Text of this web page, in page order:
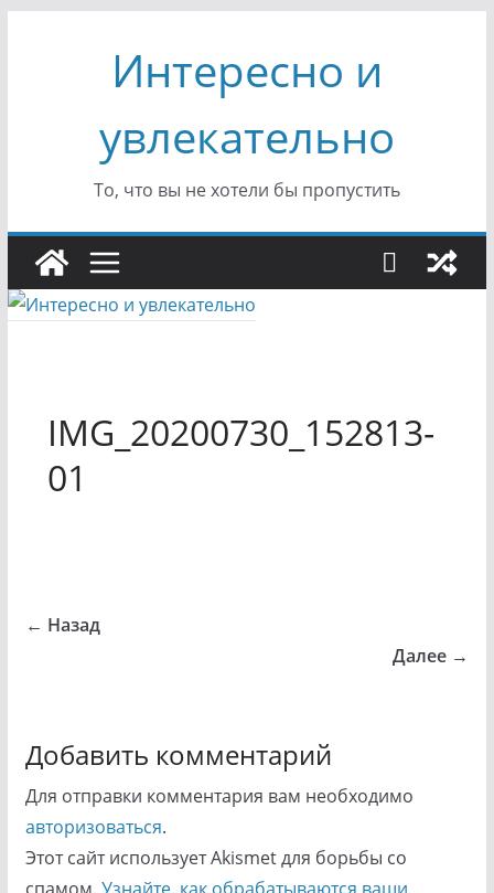
содержимомуИнтересно и
увлекательно
То, что вы не хотели бы пропустить
IMG_20200730_152813-
01
← Назад
Далее →
Добавить комментарий
Для отправки комментария вам необходимо
авторизоваться.
Этот сайт использует Akismet для борьбы со